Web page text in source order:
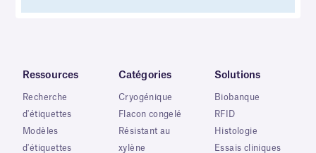
Ressources
Recherche
d'étiquettes
Modèles
d'étiquettes
Catégories
Cryogénique
Flacon congelé
Résistant au
xylène
Solutions
Biobanque
RFID
Histologie
Essais cliniques